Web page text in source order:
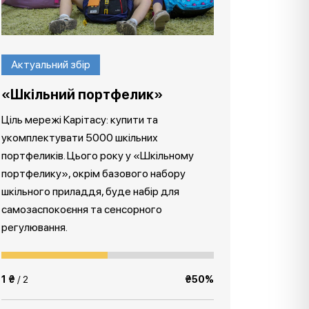
Актуальний збір
«Шкільний портфелик»
Ціль мережі Карітасу: купити та
укомплектувати 5000 шкільних
портфеликів. Цього року у «Шкільному
портфелику», окрім базового набору
шкільного приладдя, буде набір для
самозаспокоєння та сенсорного
регулювання.
1 ₴ / 2 ₴50%